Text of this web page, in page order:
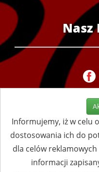
Nasz
Informujemy, iż w celu
dostosowania ich do
dla celów
informacji